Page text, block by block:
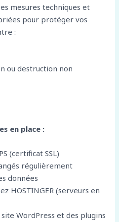
mesures techniques et
pour protéger vos
:
ou destruction non
en place :
(certificat SSL)
régulièrement
données
HOSTINGER (serveurs en
WordPress et des plugins